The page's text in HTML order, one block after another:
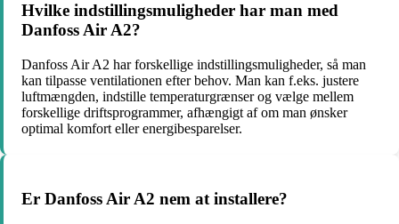
Hvilke indstillingsmuligheder har man med
Danfoss Air A2?
Danfoss Air A2 har forskellige indstillingsmuligheder, så man
kan tilpasse ventilationen efter behov. Man kan f.eks. justere
luftmængden, indstille temperaturgrænser og vælge mellem
forskellige driftsprogrammer, afhængigt af om man ønsker
optimal komfort eller energibesparelser.
Er Danfoss Air A2 nem at installere?